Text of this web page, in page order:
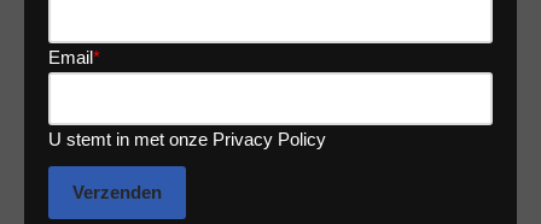
Email*
U stemt in met onze Privacy Policy
Verzenden